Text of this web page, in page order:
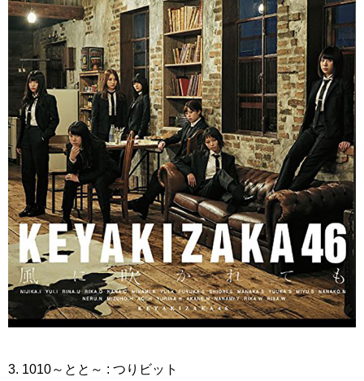
3. 1010～とと～ : つりビット